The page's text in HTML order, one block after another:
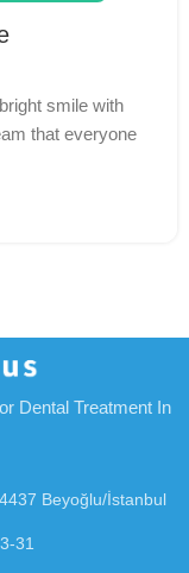
smile with
that everyone
Dental Treatment In
Beyoğlu/İstanbul
31